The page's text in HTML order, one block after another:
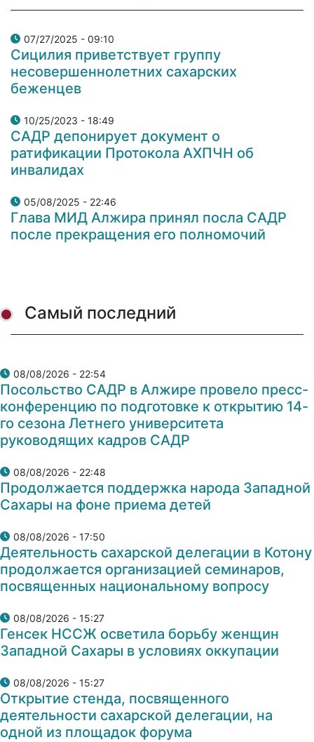
07/27/2025 - 09:10
Сицилия приветствует группу
несовершеннолетних сахарских
беженцев
10/25/2023 - 18:49
САДР депонирует документ о
ратификации Протокола АХПЧН об
инвалидах
05/08/2025 - 22:46
Глава МИД Алжира принял посла САДР
после прекращения его полномочий
Самый последний
08/08/2026 - 22:54
Посольство САДР в Алжире провело пресс-
конференцию по подготовке к открытию 14-
го сезона Летнего университета
руководящих кадров САДР
08/08/2026 - 22:48
Продолжается поддержка народа Западной
Сахары на фоне приема детей
08/08/2026 - 17:50
Деятельность сахарской делегации в Котону
продолжается организацией семинаров,
посвященных национальному вопросу
08/08/2026 - 15:27
Генсек НССЖ осветила борьбу женщин
Западной Сахары в условиях оккупации
08/08/2026 - 15:27
Открытие стенда, посвященного
деятельности сахарской делегации, на
одной из площадок форума